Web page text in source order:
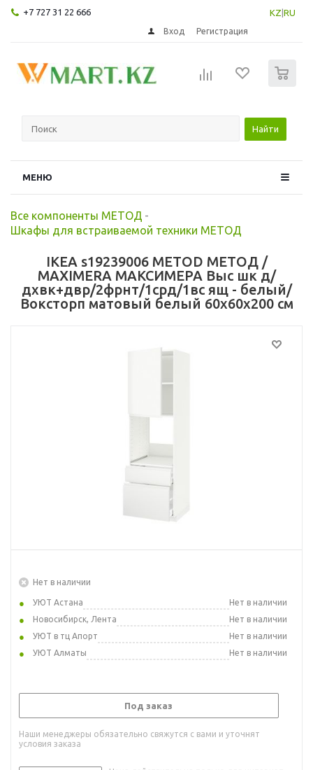
+7 727 31 22 666 KZ RU
Вход Регистрация
Найти
МЕНЮ
Все компоненты МЕТОД -
Шкафы для встраиваемой техники МЕТОД
IKEA s19239006 METOD МЕТОД /
MAXIMERA МАКСИМЕРА Выс шк д/
дхвк+двр/2фрнт/1срд/1вс ящ - белый/
Воксторп матовый белый 60x60x200 см
Нет в наличии
УЮТ Астана
Нет в наличии
Новосибирск, Лента
Нет в наличии
УЮТ в тц Апорт
Нет в наличии
УЮТ Алматы
Нет в наличии
Под заказ
Наши менеджеры обязательно свяжутся с вами и уточнят
условия заказа